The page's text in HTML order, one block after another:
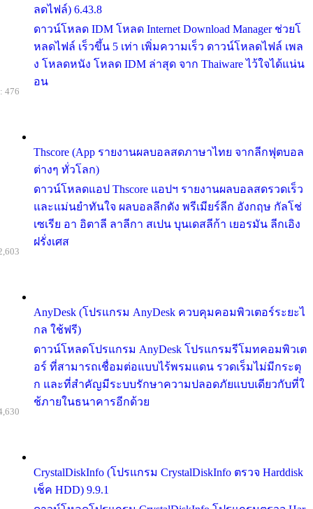
ลดไฟล์) 6.43.8
ดาวน์โหลด IDM โหลด Internet Download Manager ช่วยโ
หลดไฟล์ เร็วขึ้น 5 เท่า เพิ่มความเร็ว ดาวน์โหลดไฟล์ เพล
ง โหลดหนัง โหลด IDM ล่าสุด จาก Thaiware ไว้ใจได้แน่น
อน
Thscore (App รายงานผลบอลสดภาษาไทย จากลีกฟุตบอล
ต่างๆ ทั่วโลก)
ดาวน์โหลดแอป Thscore แอปฯ รายงานผลบอลสดรวดเร็ว
และแม่นยำทันใจ ผลบอลลีกดัง พรีเมียร์ลีก อังกฤษ กัลโช่
เซเรีย อา อิตาลี ลาลีกา สเปน บุนเดสลีก้า เยอรมัน ลีกเอิง
ฝรั่งเศส
476
AnyDesk (โปรแกรม AnyDesk ควบคุมคอมพิวเตอร์ระยะไ
กล ใช้ฟรี)
ดาวน์โหลดโปรแกรม AnyDesk โปรแกรมรีโมทคอมพิวเต
อร์ ที่สามารถเชื่อมต่อแบบไร้พรมแดน รวดเร็มไม่มีกระตุ
ก และที่สำคัญมีระบบรักษาความปลอดภัยแบบเดียวกับที่ใ
ช้ภายในธนาคารอีกด้วย
CrystalDiskInfo (โปรแกรม CrystalDiskInfo ตรวจ Harddisk
เช็ค HDD) 9.9.1